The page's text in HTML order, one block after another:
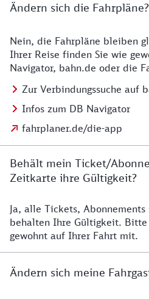
Ändern sich die Fahrpläne?
Details zu den Fahrplänen
Nein, die Fahrpläne bleiben
Ihrer Reise finden Sie wie
Navigator, bahn.de oder die
Zur Verbindungssuche auf
Infos zum DB Navigator
fahrplaner.de/die-app
Behält mein Ticket/
Zeitkarte ihre Gültigkeit?
Details zur Zeitkarte
Ja, alle Tickets,
behalten Ihre Gültigkeit.
gewohnt auf Ihrer Fahrt mit.
Ändern sich meine